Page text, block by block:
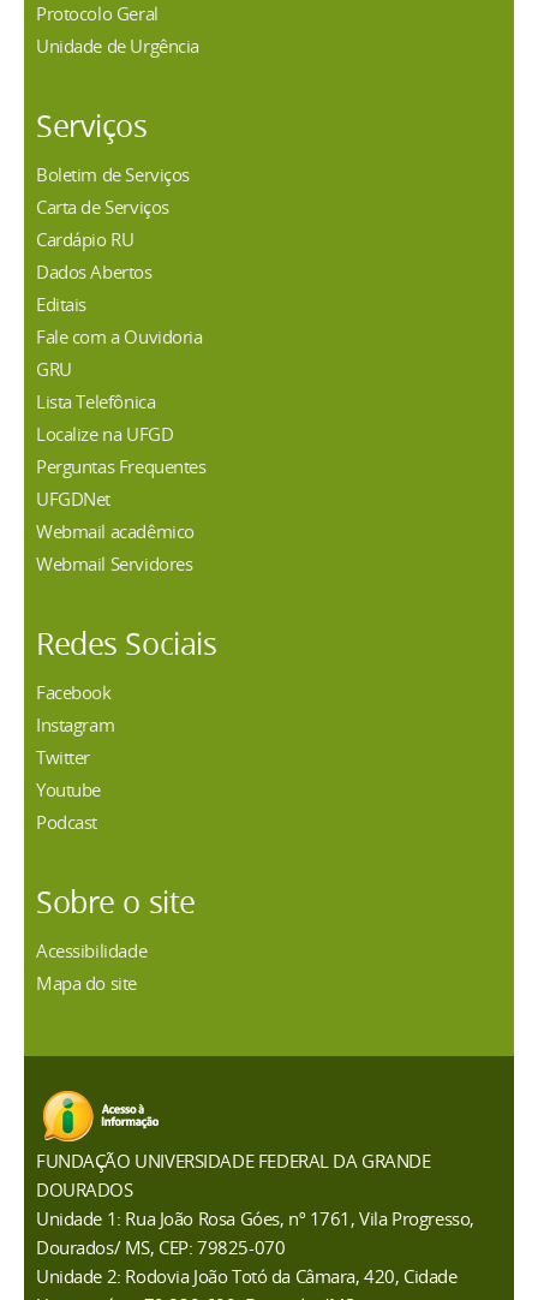
Protocolo Geral
Unidade de Urgência
Serviços
Boletim de Serviços
Carta de Serviços
Cardápio RU
Dados Abertos
Editais
Fale com a Ouvidoria
GRU
Lista Telefônica
Localize na UFGD
Perguntas Frequentes
UFGDNet
Webmail acadêmico
Webmail Servidores
Redes Sociais
Facebook
Instagram
Twitter
Youtube
Podcast
Sobre o site
Acessibilidade
Mapa do site
FUNDAÇÃO UNIVERSIDADE FEDERAL DA GRANDE
DOURADOS
Unidade 1: Rua João Rosa Góes, nº 1761, Vila Progresso,
Dourados/ MS, CEP: 79825-070
Unidade 2: Rodovia João Totó da Câmara, 420, Cidade